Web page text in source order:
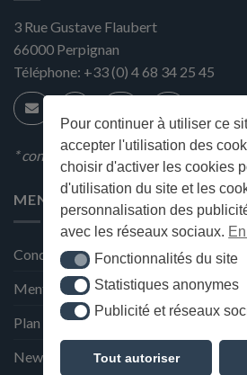
Pour continuer à utiliser ce
accepter l'utilisation des
choisir d'activer les cookies
d'utilisation du site et les
personnalisation des
avec les réseaux sociaux.
Fonctionnalités du site
Fonctionnalités du site
Statistiques anonymes
Statistiques anonymes
Publicité et réseaux sociaux
Publicité et réseaux
Tout autoriser
3 Rue Gustave Flaubert
66000 Perpignan
Téléphone: +33 (0) 4 68 34 25 45
* condition en magasin
MENU
Conditions générales de ventes
Mentions Légales et Politique de
Plan du site
Newsletter de la Maison Deffès